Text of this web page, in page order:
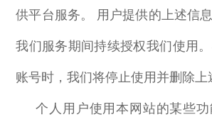
供平台服务。 用户提供的上述信
我们服务期间持续授权我们使用
账号时，我们将停止使用并删除上
个人用户使用本网站的某些